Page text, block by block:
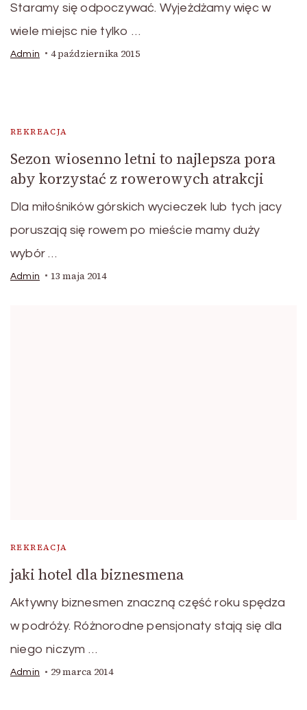
Staramy się odpoczywać. Wyjeżdżamy więc w
wiele miejsc nie tylko …
Admin 4 października 2015
REKREACJA
Sezon wiosenno letni to najlepsza pora
aby korzystać z rowerowych atrakcji
Dla miłośników górskich wycieczek lub tych jacy
poruszają się rowem po mieście mamy duży
wybór …
Admin 13 maja 2014
REKREACJA
jaki hotel dla biznesmena
Aktywny biznesmen znaczną część roku spędza
w podróży. Różnorodne pensjonaty stają się dla
niego niczym …
Admin 29 marca 2014